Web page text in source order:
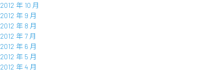
2012 年 10 月
2012 年 9 月
2012 年 8 月
2012 年 7 月
2012 年 6 月
2012 年 5 月
2012 年 4 月